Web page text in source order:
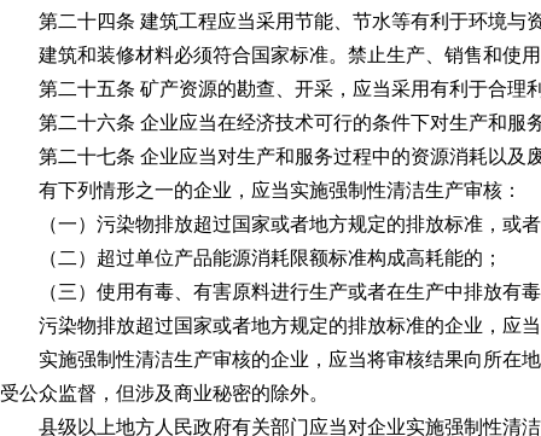
第二十四条 建筑工程应当采用节能、节水等有利于环境与
建筑和装修材料必须符合国家标准。禁止生产、销售和使
第二十五条 矿产资源的勘查、开采，应当采用有利于合理
第二十六条 企业应当在经济技术可行的条件下对生产和服
第二十七条 企业应当对生产和服务过程中的资源消耗以及
有下列情形之一的企业，应当实施强制性清洁生产审核：
（一）污染物排放超过国家或者地方规定的排放标准，或者
（二）超过单位产品能源消耗限额标准构成高耗能的；
（三）使用有毒、有害原料进行生产或者在生产中排放有
污染物排放超过国家或者地方规定的排放标准的企业，应
实施强制性清洁生产审核的企业，应当将审核结果向所在地
受公众监督，但涉及商业秘密的除外。
县级以上地方人民政府有关部门应当对企业实施强制性清洁